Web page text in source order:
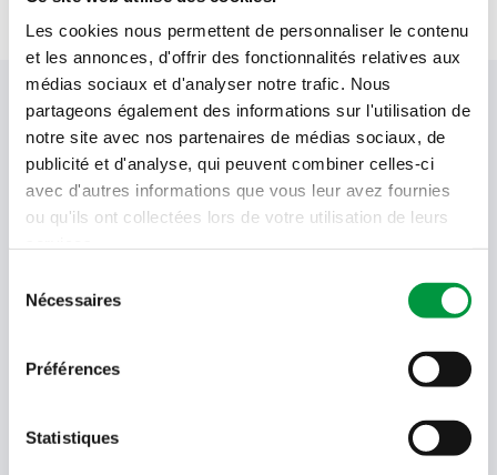
Les cookies nous permettent de personnaliser le contenu
et les annonces, d'offrir des fonctionnalités relatives aux
médias sociaux et d'analyser notre trafic. Nous
partageons également des informations sur l'utilisation de
notre site avec nos partenaires de médias sociaux, de
publicité et d'analyse, qui peuvent combiner celles-ci
avec d'autres informations que vous leur avez fournies
ou qu'ils ont collectées lors de votre utilisation de leurs
Nécessaires
Préférences
Statistiques
nous, dans une démarche évidente.
Votre newsletter Cactus
Offres, recettes, promotions et offres exclusives en
avant-première ! Recevez-les dans votre boîte de
réception !
Votre
Language
Quel code est dans l'image ?